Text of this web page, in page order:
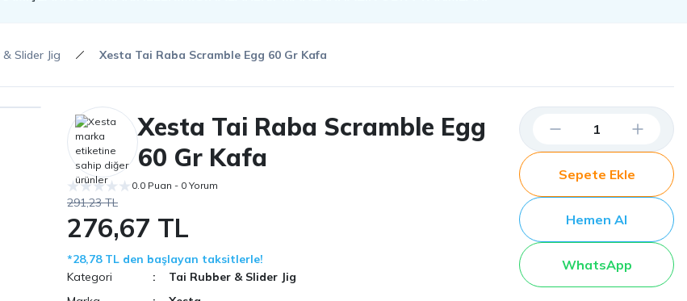
Slider Jig Xesta Tai Raba Scramble Egg 60 Gr Kafa
Xesta Tai Raba Scramble Egg
60 Gr Kafa
0.0 Puan - 0 Yorum
291,23 TL
276,67 TL
*28,78 TL den başlayan taksitlerle!
Kategori
Tai Rubber & Slider Jig
Sepete Ekle
Hemen Al
WhatsApp